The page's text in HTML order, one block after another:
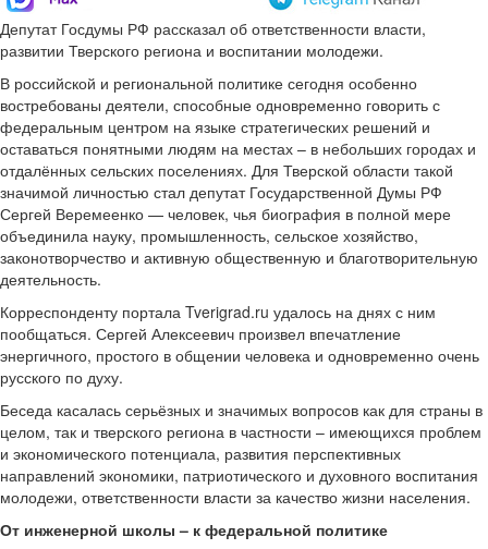
Депутат Госдумы РФ рассказал об ответственности власти,
развитии Тверского региона и воспитании молодежи.
В российской и региональной политике сегодня особенно
востребованы деятели, способные одновременно говорить с
федеральным центром на языке стратегических решений и
оставаться понятными людям на местах – в небольших городах и
отдалённых сельских поселениях. Для Тверской области такой
значимой личностью стал депутат Государственной Думы РФ
Сергей Веремеенко — человек, чья биография в полной мере
объединила науку, промышленность, сельское хозяйство,
законотворчество и активную общественную и благотворительную
деятельность.
Корреспонденту портала Tverigrad.ru удалось на днях с ним
пообщаться. Сергей Алексеевич произвел впечатление
энергичного, простого в общении человека и одновременно очень
русского по духу.
Беседа касалась серьёзных и значимых вопросов как для страны в
целом, так и тверского региона в частности – имеющихся проблем
и экономического потенциала, развития перспективных
направлений экономики, патриотического и духовного воспитания
молодежи, ответственности власти за качество жизни населения.
От инженерной школы – к федеральной политике